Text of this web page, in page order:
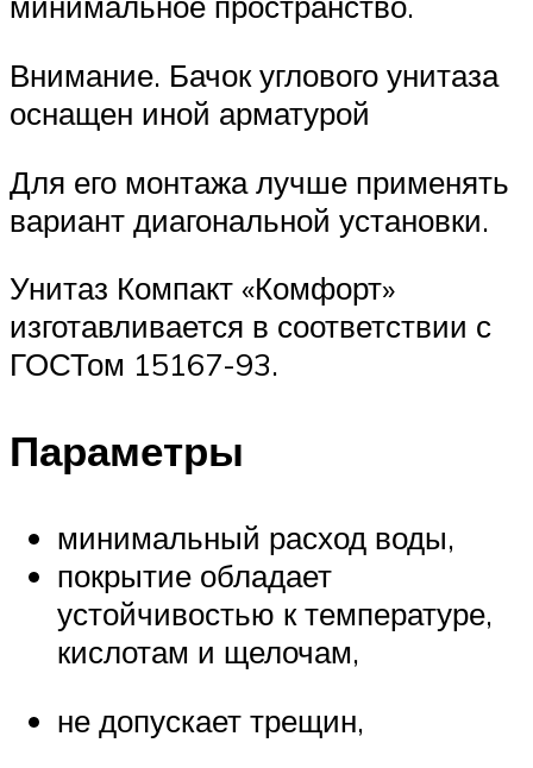
Внимание. Бачок углового унитаза
оснащен иной арматурой
Для его монтажа лучше применять
вариант диагональной установки.
Унитаз Компакт «Комфорт»
изготавливается в соответствии с
ГОСТом 15167-93.
Параметры
минимальный расход воды,
покрытие обладает
устойчивостью к температуре,
кислотам и щелочам,
не допускает трещин,